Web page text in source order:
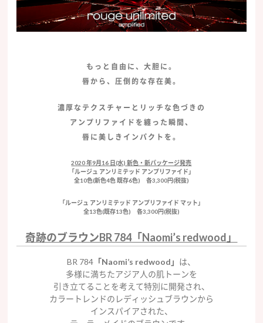
もっと自由に、大胆に。
唇から、圧倒的な存在美。
濃厚なテクスチャーとリッチな色づきの
アンプリファイドを纏った瞬間、
唇に美しきインパクトを。
2020 年9月16 日(水) 新色・新パッケージ発売
「ルージュ アンリミテッド アンプリファイド」
全10色(新色4色 既存6色) 各3,300円(税抜)
「ルージュ アンリミテッド アンプリファイド マット」
全13色(既存13色) 各3,300円(税抜)
奇跡のブラウンBR 784「Naomi’s redwood」
BR 784 「Naomi’s redwood」 は、
多様に満ちたアジア人の肌トーンを
引き立てることを考えて特別に開発され、
カラートレンドのレディッシュブラウンから
インスパイアされた、